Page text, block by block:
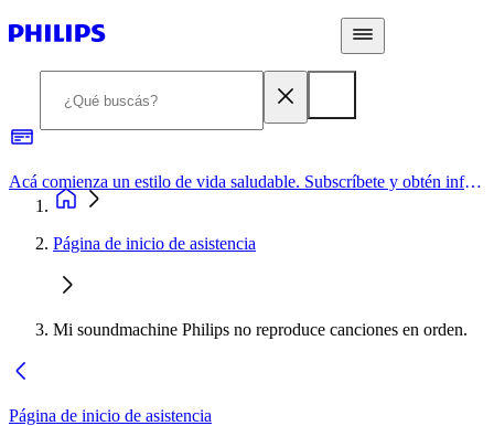
Acá comienza un estilo de vida saludable. Subscríbete y obtén información de primera mano
Página de inicio de asistencia
Mi soundmachine Philips no reproduce canciones en orden.
Página de inicio de asistencia